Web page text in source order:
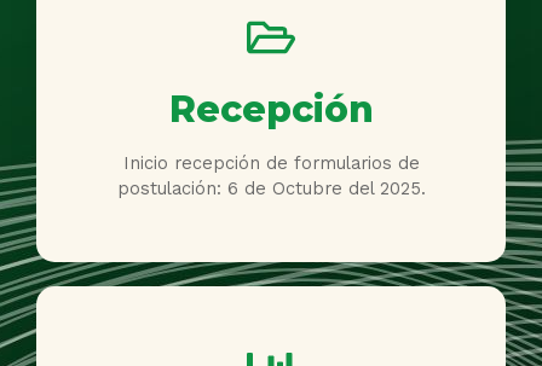
Recepción
Inicio recepción de formularios de
postulación: 6 de Octubre del 2025.